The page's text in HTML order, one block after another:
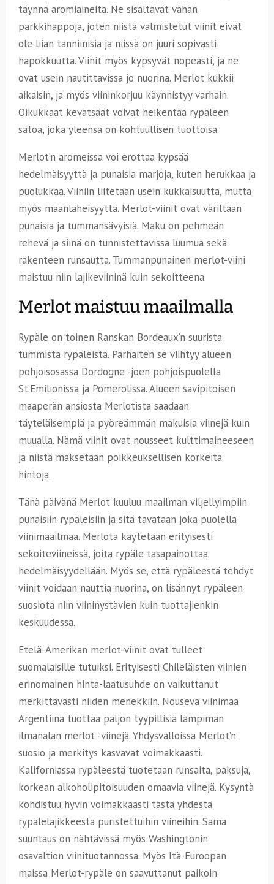
täynnä aromiaineita. Ne sisältävät vähän
parkkihappoja, joten niistä valmistetut viinit eivät
ole liian tanniinisia ja niissä on juuri sopivasti
hapokkuutta. Viinit myös kypsyvät nopeasti, ja ne
ovat usein nautittavissa jo nuorina. Merlot kukkii
aikaisin, ja myös viininkorjuu käynnistyy varhain.
Oikukkaat kevätsäät voivat heikentää rypäleen
satoa, joka yleensä on kohtuullisen tuottoisa.
Merlot’n aromeissa voi erottaa kypsää
hedelmäisyyttä ja punaisia marjoja, kuten herukkaa ja
puolukkaa. Viiniin liitetään usein kukkaisuutta, mutta
myös maanläheisyyttä. Merlot-viinit ovat väriltään
punaisia ja tummansävyisiä. Maku on pehmeän
rehevä ja siinä on tunnistettavissa luumua sekä
rakenteen runsautta. Tummanpunainen merlot-viini
maistuu niin lajikeviininä kuin sekoitteena.
Merlot maistuu maailmalla
Rypäle on toinen Ranskan Bordeaux’n suurista
tummista rypäleistä. Parhaiten se viihtyy alueen
pohjoisosassa Dordogne -joen pohjoispuolella
St.Emilionissa ja Pomerolissa. Alueen savipitoisen
maaperän ansiosta Merlotista saadaan
täyteläisempiä ja pyöreämmän makuisia viinejä kuin
muualla. Nämä viinit ovat nousseet kulttimaineeseen
ja niistä maksetaan poikkeuksellisen korkeita
hintoja.
Tänä päivänä Merlot kuuluu maailman viljellyimpiin
punaisiin rypäleisiin ja sitä tavataan joka puolella
viinimaailmaa. Merlota käytetään erityisesti
sekoiteviineissä, joita rypäle tasapainottaa
hedelmäisyydellään. Myös se, että rypäleestä tehdyt
viinit voidaan nauttia nuorina, on lisännyt rypäleen
suosiota niin viininystävien kuin tuottajienkin
keskuudessa.
Etelä-Amerikan merlot-viinit ovat tulleet
suomalaisille tutuiksi. Erityisesti Chileläisten viinien
erinomainen hinta-laatusuhde on vaikuttanut
merkittävästi niiden menekkiin. Nouseva viinimaa
Argentiina tuottaa paljon tyypillisiä lämpimän
ilmanalan merlot -viinejä. Yhdysvalloissa Merlot’n
suosio ja merkitys kasvavat voimakkaasti.
Kaliforniassa rypäleestä tuotetaan runsaita, paksuja,
korkean alkoholipitoisuuden omaavia viinejä. Kysyntä
kohdistuu hyvin voimakkaasti tästä yhdestä
rypälelajikkeesta puristettuihin viineihin. Sama
suuntaus on nähtävissä myös Washingtonin
osavaltion viinituotannossa. Myös Itä-Euroopan
maissa Merlot-rypäle on saavuttanut paikoin